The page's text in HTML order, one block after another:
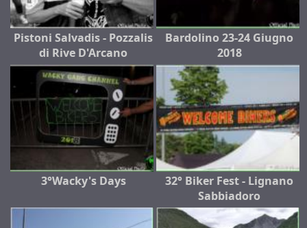
Pistoni Salvadis - Pozzalis
di Rive D'Arcano
Bardolino 23-24 Giugno
2018
3°Wacky's Days
32° Biker Fest - Lignano
Sabbiadoro